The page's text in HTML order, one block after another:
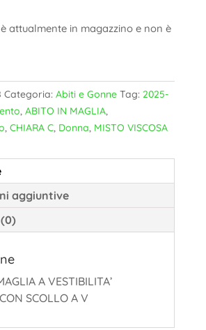
attualmente in magazzino e non è
Categoria: Abiti e Gonne Tag: 2025-
ABITO IN MAGLIA,
CHIARA C, Donna MISTO VISCOSA
aggiuntive
A VESTIBILITA’
SCOLLO A V